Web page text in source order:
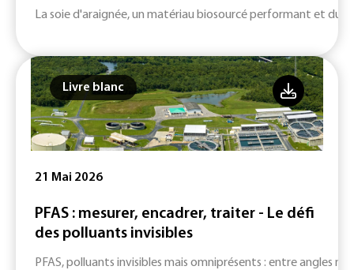
La soie d'araignée, un matériau biosourcé performant et
Livre blanc
21 Mai 2026
PFAS : mesurer, encadrer, traiter - Le défi
des polluants invisibles
PFAS, polluants invisibles mais omniprésents : entre angles